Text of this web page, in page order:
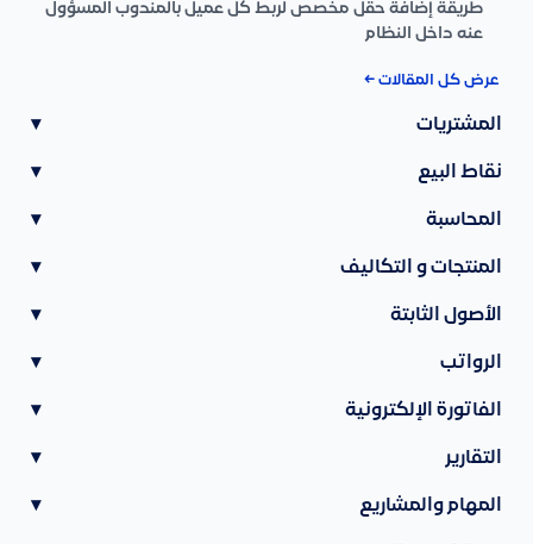
طريقة إضافة حقل مخصص لربط كل عميل بالمندوب المسؤول
عنه داخل النظام
عرض كل المقالات ←
المشتريات ▾
نقاط البيع ▾
المحاسبة ▾
المنتجات و التكاليف ▾
الأصول الثابتة ▾
الرواتب ▾
الفاتورة الإلكترونية ▾
التقارير ▾
المهام والمشاريع ▾